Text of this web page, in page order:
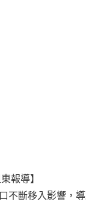
報導】
不斷移入影響，